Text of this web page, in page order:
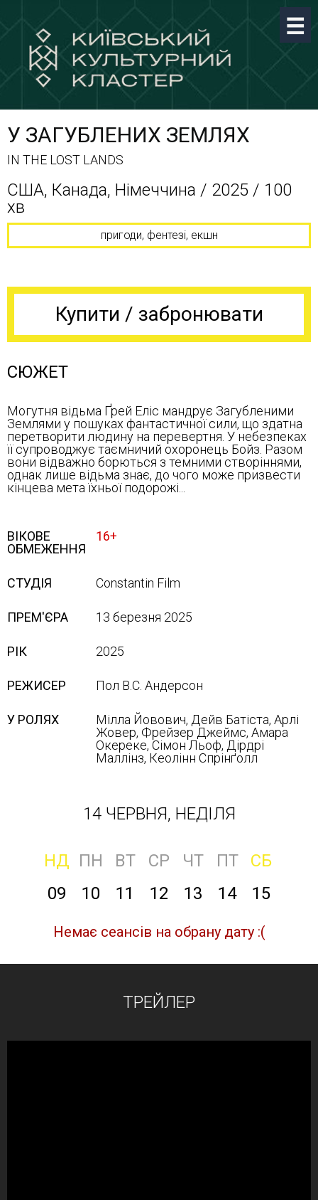
У ЗАГУБЛЕНИХ ЗЕМЛЯХ
IN THE LOST LANDS
США, Канада, Німеччина / 2025 / 100
хв
пригоди, фентезі, екшн
Купити / забронювати
СЮЖЕТ
Могутня відьма Ґрей Еліс мандрує Загубленими
Землями у пошуках фантастичної сили, що здатна
перетворити людину на перевертня. У небезпеках
її супроводжує таємничий охоронець Бойз. Разом
вони відважно борються з темними створіннями,
однак лише відьма знає, до чого може призвести
кінцева мета їхньої подорожі...
ВІКОВЕ
ОБМЕЖЕННЯ
16+
СТУДІЯ Constantin Film
ПРЕМ'ЄРА 13 березня 2025
РІК 2025
РЕЖИСЕР Пол В.С. Андерсон
У РОЛЯХ
Мілла Йовович, Дейв Батіста, Арлі
Жовер, Фрейзер Джеймс, Амара
Окереке, Сімон Льоф, Дірдрі
Маллінз, Кеолінн Спрінґолл
14 ЧЕРВНЯ, НЕДІЛЯ
НД ПН ВТ СР ЧТ ПТ
СБ
09
10 11 12 13 14 15
Немає сеансів на обрану дату :(
ТРЕЙЛЕР